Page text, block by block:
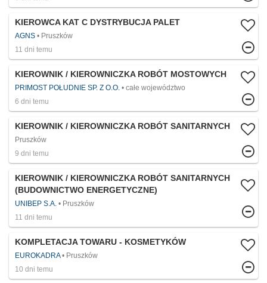
KIEROWCA KAT C DYSTRYBUCJA PALET
AGNS
Pruszków
11 dni temu
KIEROWNIK / KIEROWNICZKA ROBÓT MOSTOWYCH
PRIMOST POŁUDNIE SP. Z O.O.
całe województwo
6 dni temu
KIEROWNIK / KIEROWNICZKA ROBÓT SANITARNYCH
Pruszków
9 dni temu
KIEROWNIK / KIEROWNICZKA ROBÓT SANITARNYCH
(BUDOWNICTWO ENERGETYCZNE)
UNIBEP S.A.
Pruszków
11 dni temu
KOMPLETACJA TOWARU - KOSMETYKÓW
EUROKADRA
Pruszków
10 dni temu